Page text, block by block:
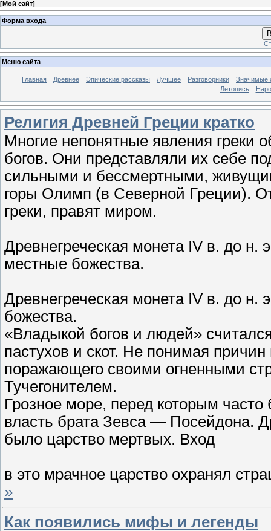
[Мой сайт]
Форма входа
Меню сайта
Главная Древнее Эпические рассказы Лучшее Разговорники
Значимые
Летопись
Религия Древней Греции кратко
Многие непонятные явления греки
богов. Они представляли их себе
сильными и бессмертными,
горы Олимп (в Северной Греции).
греки, правят миром.
Древнегреческая монета IV в. до н.
местные божества.
Древнегреческая монета IV в. до
божества.
«Владыкой богов и людей»
пастухов и скот. Не понимая
поражающего своими огненными
Тучегонителем.
Грозное море, перед которым
власть брата Зевса — Посейдона.
было царство мертвых. Вход
в это мрачное царство охранял
»
Как появились мифы и легенды